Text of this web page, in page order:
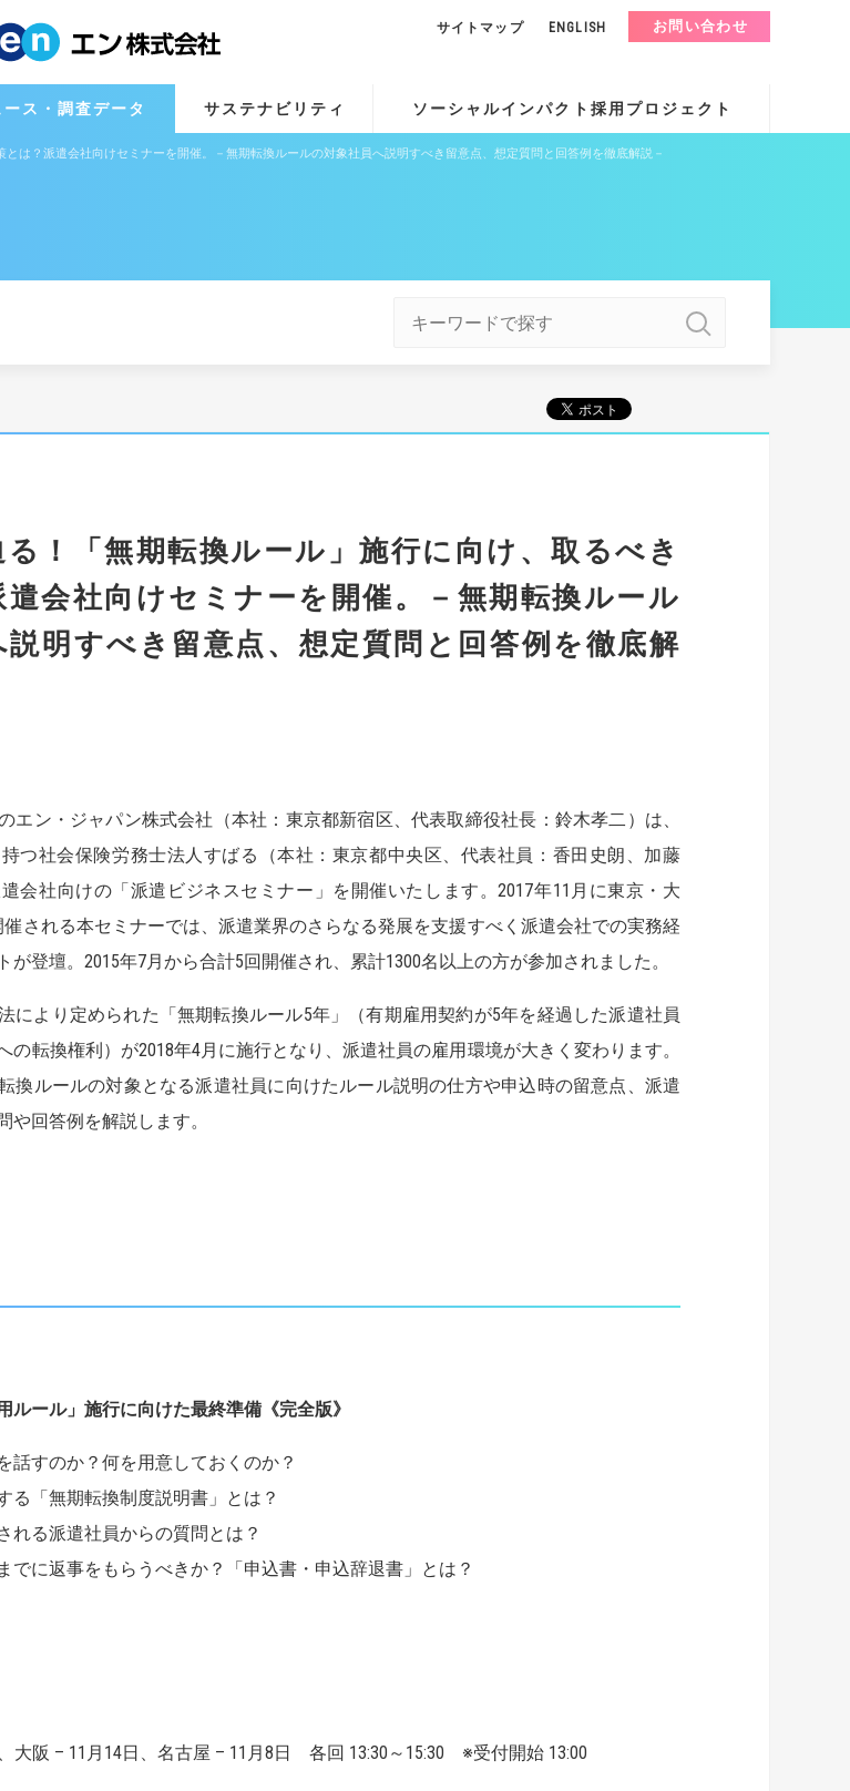
ース・調査データ サステナビリティ ソーシャルインパクト採用プロジェクト
サイトマップ ENGLISH お問い合わせ
は？派遣会社向けセミナーを開催。－無期転換ルールの対象社員へ説明すべき留意点、想定質問と回答例を徹底解説－
！「無期転換ルール」施行に向け、取るべき
会社向けセミナーを開催。－無期転換ルール
説明すべき留意点、想定質問と回答例を徹底解
エン・ジャパン株式会社（本社：東京都新宿区、代表取締役社長：鈴木孝二）は、
つ社会保険労務士法人すばる（本社：東京都中央区、代表社員：香田史朗、加藤
会社向けの「派遣ビジネスセミナー」を開催いたします。2017年11月に東京・大
される本セミナーでは、派遣業界のさらなる発展を支援すべく派遣会社での実務経
が登壇。2015年7月から合計5回開催され、累計1300名以上の方が参加されました。
により定められた「無期転換ルール5年」（有期雇用契約が5年を経過した派遣社員
の転換権利）が2018年4月に施行となり、派遣社員の雇用環境が大きく変わります。
換ルールの対象となる派遣社員に向けたルール説明の仕方や申込時の留意点、派遣
や回答例を解説します。
ルール」施行に向けた最終準備 《完全版》
すのか？何を用意しておくのか？
「無期転換制度説明書」とは？
る派遣社員からの質問とは？
に返事をもらうべきか？「申込書・申込辞退書」とは？
大阪 – 11月14日、名古屋 – 11月8日 各回 13:30～15:30 ※受付開始 13:00